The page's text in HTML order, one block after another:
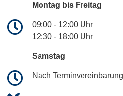
Montag bis Freitag
09:00 - 12:00 Uhr
12:30 - 18:00 Uhr
Samstag
Nach Terminvereinbarung